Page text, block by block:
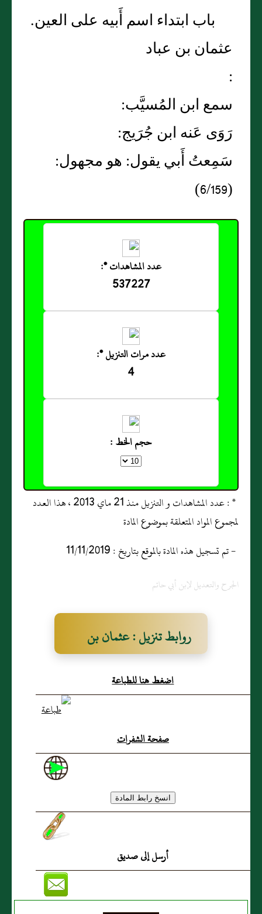
باب ابتداء اسم أَبيه على العين.
عثمان بن عباد
:
سمع ابن المُسيَّب:
رَوَى عَنه ابن جُرَيج:
سَمِعتُ أَبي يقول: هو مجهول:
(6/159)
عدد المشاهدات *:
537227
عدد مرات التنزيل *:
4
حجم الخط :
* : عدد المشاهدات و التنزيل منذ 21 ماي 2013 ، هذا العدد
لمجموع المواد المتعلقة بموضوع المادة
- تم تسجيل هذه المادة بالموقع بتاريخ : 11/11/2019
الجرح والتعديل لإبن أبي حاتم
روابط تنزيل : عثمان بن
عباد
اضغط هنا للطباعة
صفحة الشفرات
أرسل إلى صديق